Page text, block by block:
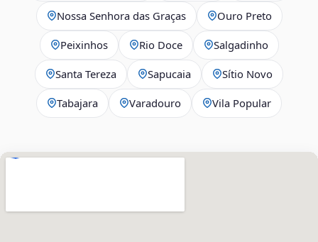
Nossa Senhora das Graças Ouro Preto
Peixinhos Rio Doce Salgadinho
Santa Tereza Sapucaia Sítio Novo
Tabajara Varadouro Vila Popular